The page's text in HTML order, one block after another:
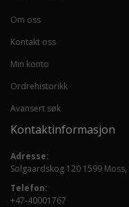
Om oss
Kontakt oss
Min konto
Ordrehistorikk
Avansert søk
Kontaktinformasjon
Adresse:
Solgaardskog 120 1599
Telefon:
+47-40001767